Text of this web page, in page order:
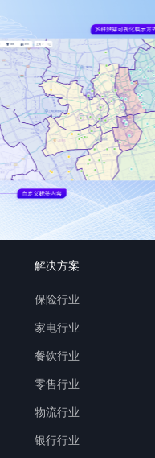
解决方案
保险行业
家电行业
餐饮行业
零售行业
物流行业
银行行业